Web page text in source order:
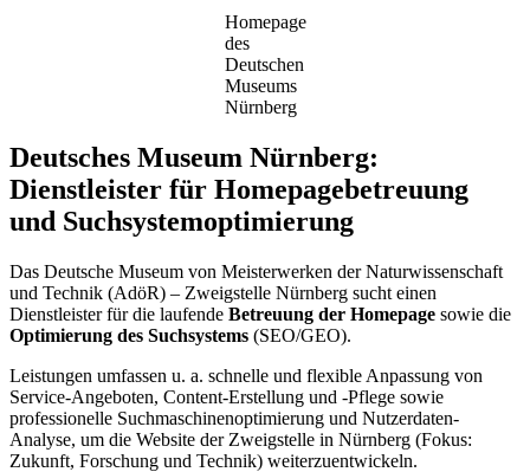
Homepage
des
Deutschen
Museums
Nürnberg
Deutsches Museum Nürnberg:
Dienstleister für Homepagebetreuung
und Suchsystemoptimierung
Das Deutsche Museum von Meisterwerken der Naturwissenschaft
und Technik (AdöR) – Zweigstelle Nürnberg sucht einen
Dienstleister für die laufende Betreuung der Homepage sowie die
Optimierung des Suchsystems (SEO/GEO).
Leistungen umfassen u. a. schnelle und flexible Anpassung von
Service-Angeboten, Content-Erstellung und -Pflege sowie
professionelle Suchmaschinenoptimierung und Nutzerdaten-
Analyse, um die Website der Zweigstelle in Nürnberg (Fokus:
Zukunft, Forschung und Technik) weiterzuentwickeln.